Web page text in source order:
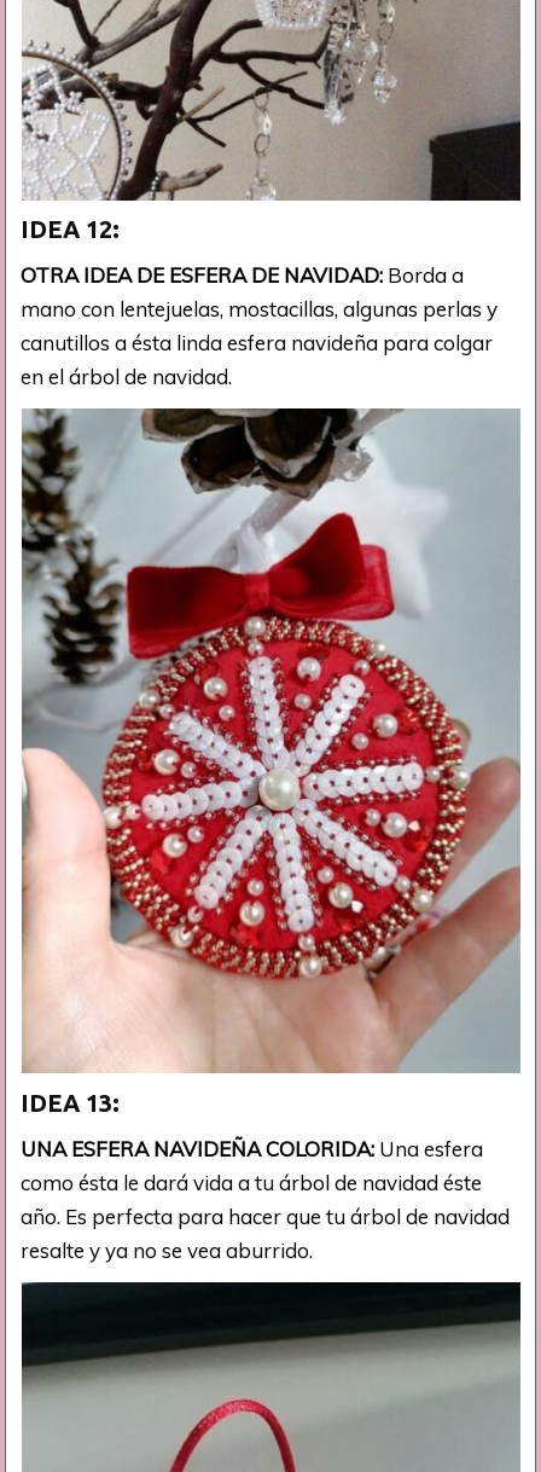
IDEA 12:
OTRA IDEA DE ESFERA DE NAVIDAD: Borda a
mano con lentejuelas, mostacillas, algunas perlas y
canutillos a ésta linda esfera navideña para colgar
en el árbol de navidad.
IDEA 13:
UNA ESFERA NAVIDEÑA COLORIDA: Una esfera
como ésta le dará vida a tu árbol de navidad éste
año. Es perfecta para hacer que tu árbol de navidad
resalte y ya no se vea aburrido.